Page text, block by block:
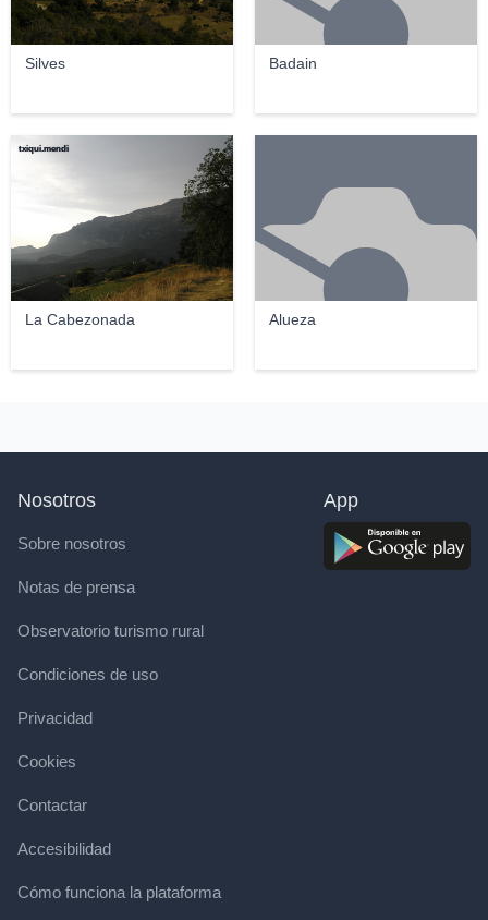
Silves Badain
La Cabezonada
txiqui.mendi
Alueza
Nosotros
Sobre nosotros
Notas de prensa
Observatorio turismo rural
Condiciones de uso
Privacidad
Cookies
Contactar
Accesibilidad
Cómo funciona la plataforma
App